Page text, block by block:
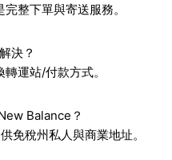
整下單與寄送服務。
決？
運站/付款方式。
Balance？
免稅州私人與商業地址。